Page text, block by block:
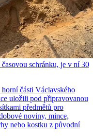
schránku, je v ní 30
části Václavského
uložili pod připravovanou
předmětů pro
noviny, mince,
nebo kostku z původní